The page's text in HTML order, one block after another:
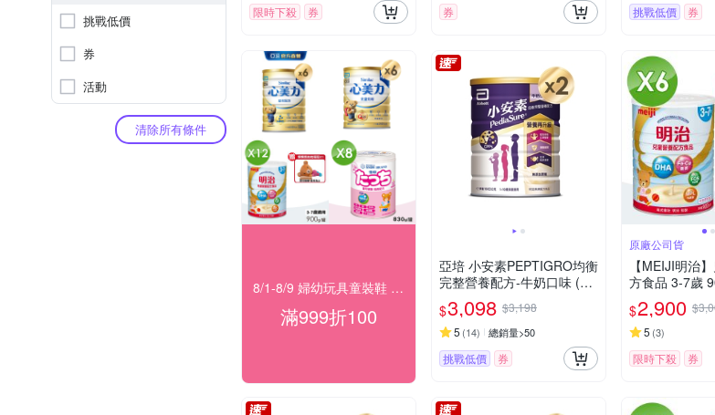
挑戰低價
券
活動
清除所有條件
限時下殺 券 券 挑戰低價 券
8/1-8/9 婦幼玩具童裝鞋 指定品滿999折100
滿999折100
亞培 小安素PEPTIGRO均衡
完整營養配方-牛奶口味 (16
00g x 2入)
$3,098 $3,198
5 (14) 總銷量>50
挑戰低價 券
原廠公司貨
【MEIJI明治
方食品 3-7歲
$2,900
5 (3)
限時下殺 券